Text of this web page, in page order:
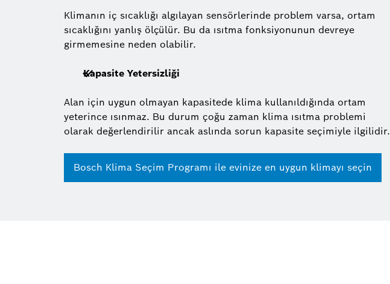
Klimanın iç sıcaklığı algılayan sensörlerinde problem varsa, ortam
sıcaklığını yanlış ölçülür. Bu da ısıtma fonksiyonunun devreye
girmemesine neden olabilir.
Kapasite Yetersizliği
Alan için uygun olmayan kapasitede klima kullanıldığında ortam
yeterince ısınmaz. Bu durum çoğu zaman klima ısıtma problemi
olarak değerlendirilir ancak aslında sorun kapasite seçimiyle ilgilidir.
Bosch Klima Seçim Programı ile evinize en uygun klimayı seçin